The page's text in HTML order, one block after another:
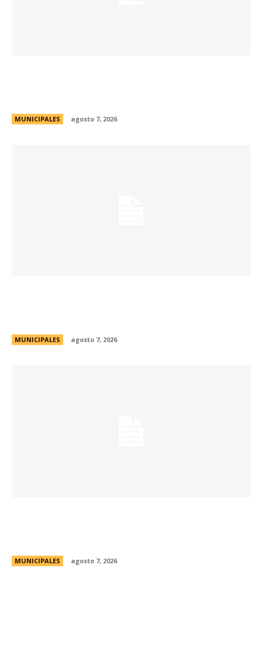
MUNICIPALES agosto 7, 2026
MUNICIPALES agosto 7, 2026
MUNICIPALES agosto 7, 2026